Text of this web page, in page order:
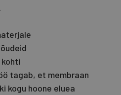
tagab, et membraan
kogu hoone eluea